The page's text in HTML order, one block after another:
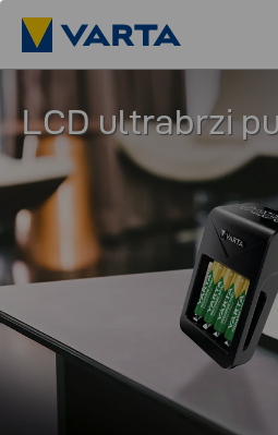
LCD ultrabrzi